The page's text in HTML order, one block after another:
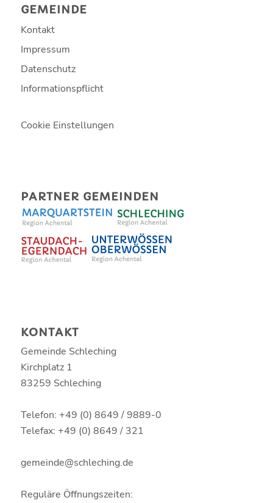
GEMEINDE
Kontakt
Impressum
Datenschutz
Informationspflicht
Cookie Einstellungen
PARTNER GEMEINDEN
KONTAKT
Gemeinde Schleching
Kirchplatz 1
83259 Schleching
Telefon: +49 (0) 8649 / 9889-0
Telefax: +49 (0) 8649 / 321
gemeinde@schleching.de
Reguläre Öffnungszeiten: